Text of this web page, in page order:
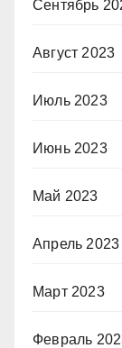
Сентябрь
Август 2023
Июль 2023
Июнь 2023
Май 2023
Апрель 2023
Март 2023
Февраль